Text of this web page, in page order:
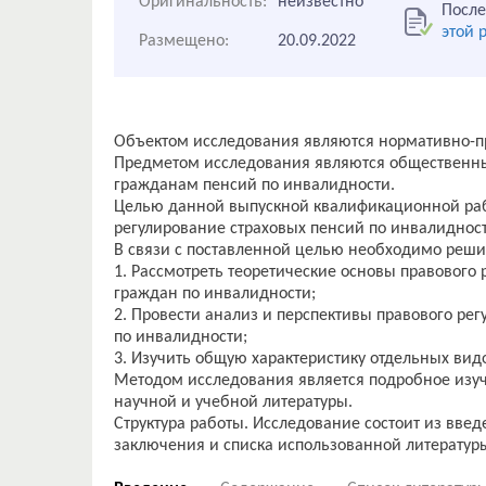
этой
Размещено: 20.09.2022
Объектом исследования являются нормативно-
Предметом исследования являются
гражданам пенсий по инвалидности.
Целью данной выпускной квалификационной
регулирование страховых пенсий по
В связи с поставленной целью необходимо
1. Рассмотреть теоретические основы
граждан по инвалидности;
2. Провести анализ и перспективы правового
по инвалидности;
3. Изучить общую характеристику отдельных
Методом исследования является подробное
научной и учебной литературы.
Структура работы. Исследование состоит из